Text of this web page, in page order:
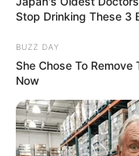
Stop Drinking These 3
BUZZ DAY
She Chose To
Now